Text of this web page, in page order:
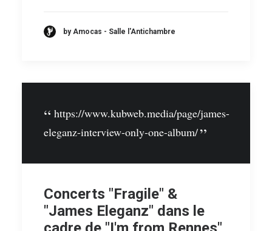
by Amocas - Salle l'Antichambre
https://www.kubweb.media/page/james-
eleganz-interview-only-one-album/
Concerts "Fragile" &
"James Eleganz" dans le